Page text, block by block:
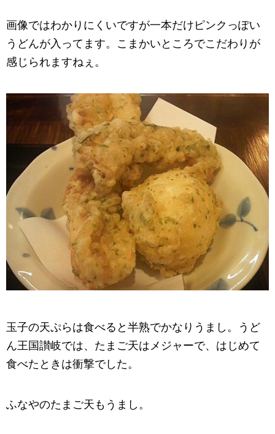
画像ではわかりにくいですが一本だけピンクっぽい
うどんが入ってます。こまかいところでこだわりが
感じられますねぇ。
玉子の天ぷらは食べると半熟でかなりうまし。うど
ん王国讃岐では、たまご天はメジャーで、はじめて
食べたときは衝撃でした。
ふなやのたまご天もうまし。